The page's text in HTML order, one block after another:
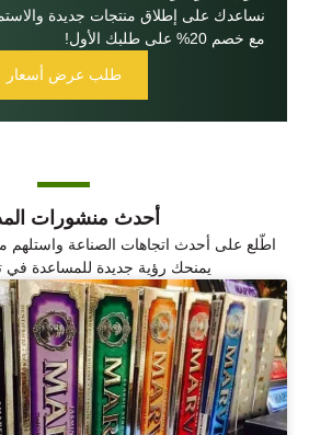
نساعدك على إطلاق منتجات جديدة
مع خصم 20% على طلبك الأول!
طلب عرض أسعار
أحدث منشورات
اطّلع على أحدث اتجاهات الصناعة واستلهم
يمنحك رؤية جديدة للمساعدة في